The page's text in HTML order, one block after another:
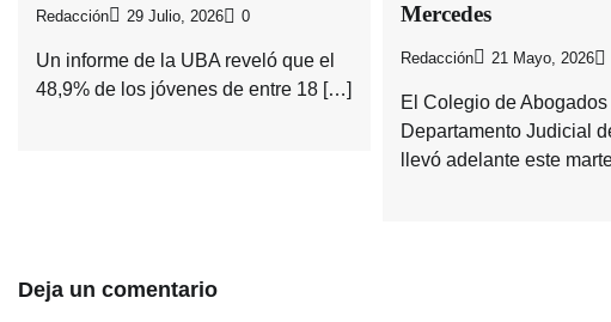
Redacción 29 Julio, 2026 0
Un informe de la UBA reveló que el
48,9% de los jóvenes de entre 18 […]
Mercedes
Redacción 21 Mayo, 2026
El Colegio de Abogados
Departamento Judicial
llevó adelante este
Deja un comentario